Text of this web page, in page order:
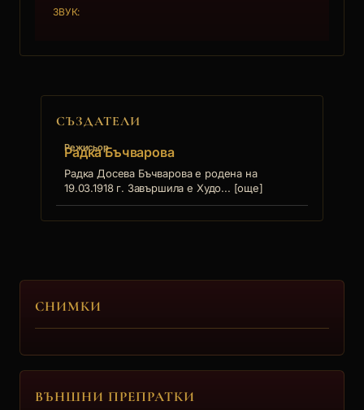
ЗВУК:
СЪЗДАТЕЛИ
Режисьор
Радка Бъчварова
Радка Досева Бъчварова е родена на
19.03.1918 г. Завършила е Худо... [още]
СНИМКИ
ВЪНШНИ ПРЕПРАТКИ